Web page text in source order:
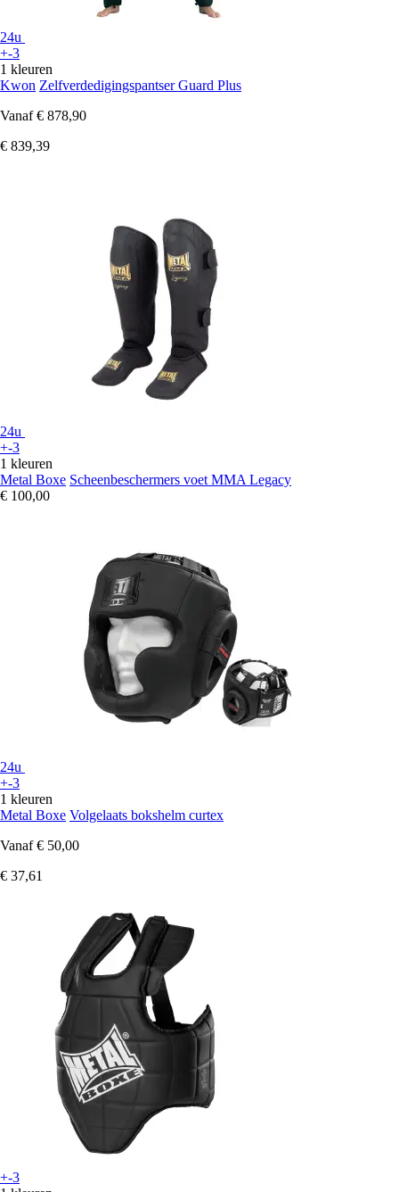
24u
+-3
1 kleuren
Kwon Zelfverdedigingspantser Guard Plus
Vanaf € 878,90
€ 839,39
24u
+-3
1 kleuren
Metal Boxe Scheenbeschermers voet MMA Legacy
€ 100,00
24u
+-3
1 kleuren
Metal Boxe Volgelaats bokshelm curtex
Vanaf € 50,00
€ 37,61
+-3